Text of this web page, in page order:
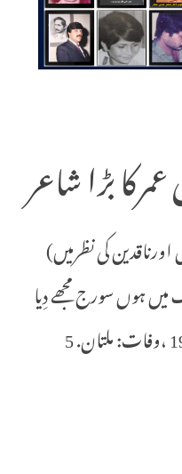
بڑا شاعر
کی نظرمیں)
ہوں سورج مجھے دِیا